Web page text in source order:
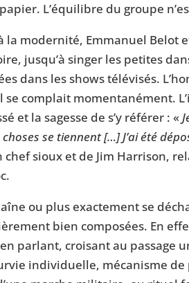
L’équilibre du groupe
la modernité, Emmanuel Belot
jusqu’à singer les petites
dans les shows télévisés.
se complait momentanément.
et la sagesse de s’y référer : «
se tiennent […] J’ai été
chef sioux et de Jim Harrison,
ou plus exactement se
bien composées. En
en parlant, croisant au
individuelle, mécanisme